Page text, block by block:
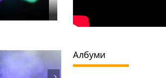
Албуми